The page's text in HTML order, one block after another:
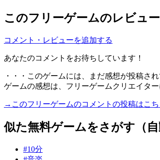
このフリーゲームのレビュー
コメント・レビューを追加する
あなたのコメントをお待ちしています！
・・・このゲームには、まだ感想が投稿さ
ゲームの感想は、フリーゲームクリエイタ
→このフリーゲームのコメントの投稿はこ
似た無料ゲームをさがす（自
#10分